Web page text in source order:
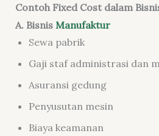
Contoh Fixed Cost dalam
A. Bisnis Manufaktur
Sewa pabrik
Gaji staf administrasi dan
Asuransi gedung
Penyusutan mesin
Biaya keamanan